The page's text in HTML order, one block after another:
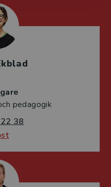
pedagogik
38